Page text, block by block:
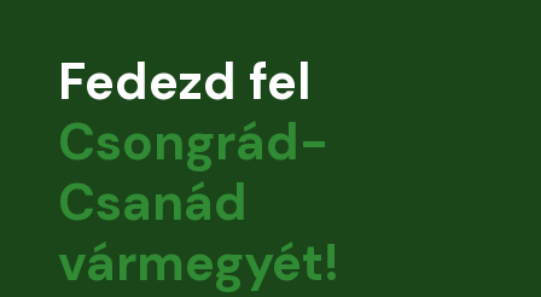
Fedezd fel
Csongrád-
Csanád
vármegyét!